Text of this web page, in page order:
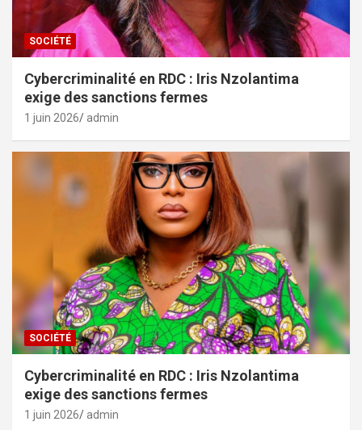
SOCIÉTÉ
Cybercriminalité en RDC : Iris Nzolantima
exige des sanctions fermes
1 juin 2026 admin
SOCIÉTÉ
Cybercriminalité en RDC : Iris Nzolantima
exige des sanctions fermes
1 juin 2026 admin